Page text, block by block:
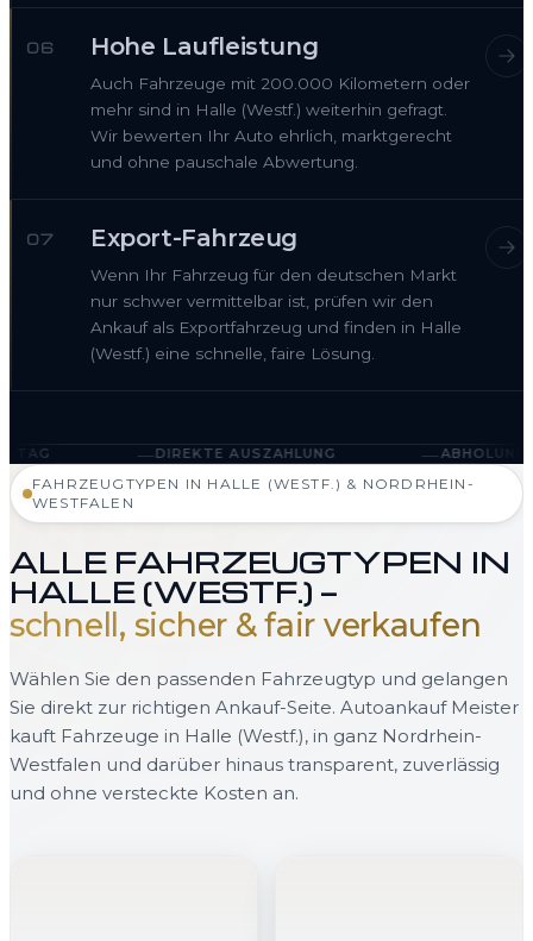
06 Hohe Laufleistung
Auch Fahrzeuge mit 200.000 Kilometern oder
mehr sind in Halle (Westf.) weiterhin gefragt.
Wir bewerten Ihr Auto ehrlich, marktgerecht
und ohne pauschale Abwertung.
07 Export-Fahrzeug
Wenn Ihr Fahrzeug für den deutschen Markt
nur schwer vermittelbar ist, prüfen wir den
Ankauf als Exportfahrzeug und finden in Halle
(Westf.) eine schnelle, faire Lösung.
DIREKTE AUSZAHLUNG —ABHOLUNG IN HALLE
FAHRZEUGTYPEN IN HALLE (WESTF.) & NORDRHEIN-
WESTFALEN
ALLE FAHRZEUGTYPEN IN
HALLE (WESTF.) —
schnell, sicher & fair verkaufen
Wählen Sie den passenden Fahrzeugtyp und gelangen
Sie direkt zur richtigen Ankauf-Seite. Autoankauf Meister
kauft Fahrzeuge in Halle (Westf.), in ganz Nordrhein-
Westfalen und darüber hinaus transparent, zuverlässig
und ohne versteckte Kosten an.